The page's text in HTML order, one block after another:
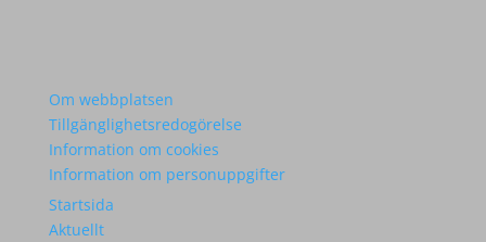
Om webbplatsen
Tillgänglighetsredogörelse
Information om cookies
Information om personuppgifter
Startsida
Aktuellt